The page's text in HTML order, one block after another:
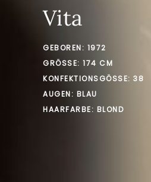
Vita
GEBOREN: 1972
GRÖSSE: 174 CM
KONFEKTIONSGÖSSE: 38
AUGEN: BLAU
HAARFARBE: BLOND